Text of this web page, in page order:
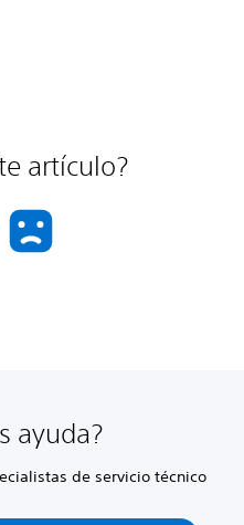
artículo?
ayuda?
de servicio técnico